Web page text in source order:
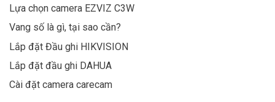
Lựa chọn camera EZVIZ C3W
Vang số là gì, tại sao cần?
Lắp đặt Đầu ghi HIKVISION
Lắp đặt đầu ghi DAHUA
Cài đặt camera carecam